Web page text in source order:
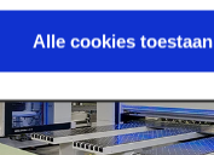
Alle cookies toestaan